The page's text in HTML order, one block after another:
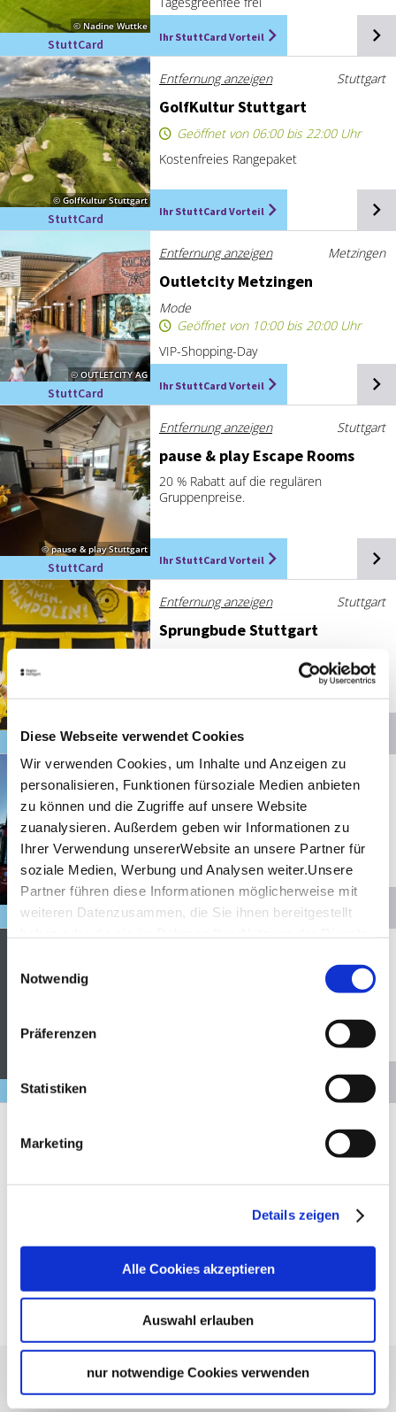
Diese Webseite verwendet Cookies
Wir verwenden Cookies, um Inhalte und Anzeigen zu
personalisieren, Funktionen fürsoziale Medien anbieten
zu können und die Zugriffe auf unsere Website
zuanalysieren. Außerdem geben wir Informationen zu
Ihrer Verwendung unsererWebsite an unsere Partner für
soziale Medien, Werbung und Analysen weiter.Unsere
Partner führen diese Informationen möglicherweise mit
weiteren Datenzusammen, die Sie ihnen bereitgestellt
Impressum
Notwendig
Präferenzen
Statistiken
Marketing
Details zeigen
Alle Cookies akzeptieren
Auswahl erlauben
nur notwendige Cookies verwenden
© Nadine Wuttke
StuttCard Ihr StuttCard Vorteil
© GolfKultur Stuttgart
StuttCard
Entfernung anzeigen Stuttgart
Golf­Kul­tur Stutt­gart
Geöffnet von 06:00 bis 22:00 Uhr
Kostenfreies Rangepaket
Ihr StuttCard Vorteil
© OUTLETCITY AG
StuttCard
Entfernung anzeigen Metzingen
Out­let­ci­ty Met­zin­gen
Mode
Geöffnet von 10:00 bis 20:00 Uhr
VIP-Shopping-Day
Ihr StuttCard Vorteil
© pause & play Stuttgart
StuttCard
Entfernung anzeigen Stuttgart
pau­se & play Es­cape Rooms
20 % Rabatt auf die regulären
Gruppenpreise.
Ihr StuttCard Vorteil
StuttCard
Entfernung anzeigen Stuttgart
Sprung­bu­de Stutt­gart
Ihr StuttCard Vorteil
© Stuttgart-Marketing GmbH,
Pierre Polak
StuttCard
Entfernung anzeigen
Stutt­gart Ci­ty­tour
20% Rabatt auf ausgewählte
Tickets
Ihr StuttCard Vorteil
StuttCard
Al­le Stutt­Card-Part­ner auf
ei­nen Blick
Lassen Sie sich inspirieren!